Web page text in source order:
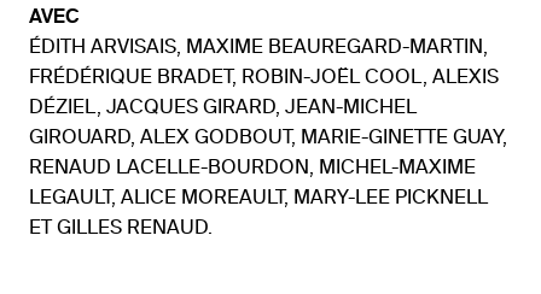
AVEC
ÉDITH ARVISAIS, MAXIME BEAUREGARD-MARTIN,
FRÉDÉRIQUE BRADET, ROBIN-JOËL COOL, ALEXIS
DÉZIEL, JACQUES GIRARD, JEAN-MICHEL
GIROUARD, ALEX GODBOUT, MARIE-GINETTE GUAY,
RENAUD LACELLE-BOURDON, MICHEL-MAXIME
LEGAULT, ALICE MOREAULT, MARY-LEE PICKNELL
ET GILLES RENAUD.